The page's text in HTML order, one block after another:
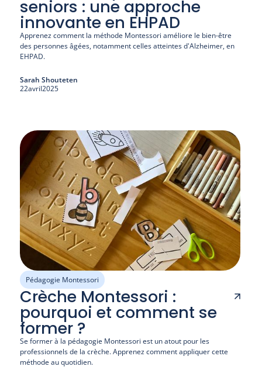
seniors : une approche
innovante en EHPAD
Apprenez comment la méthode Montessori améliore le bien-être
des personnes âgées, notamment celles atteintes d'Alzheimer, en
EHPAD.
Sarah Shouteten
22avril2025
Pédagogie Montessori
Crèche Montessori :
pourquoi et comment se
former ?
Se former à la pédagogie Montessori est un atout pour les
professionnels de la crèche. Apprenez comment appliquer cette
méthode au quotidien.